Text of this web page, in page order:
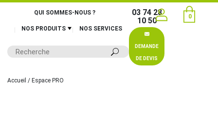
QUI SOMMES-NOUS ?
NOS PRODUITS NOS SERVICES
03 74 28
10 50
DEMANDE
DE DEVIS
0
Accueil / Espace PRO